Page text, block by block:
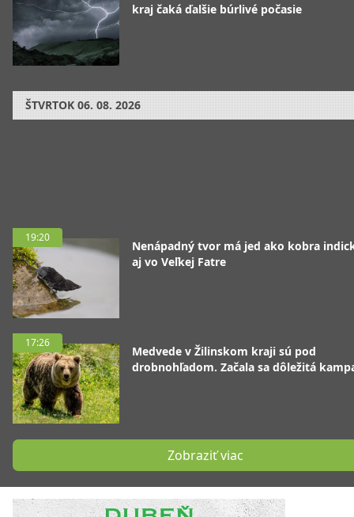
kraj čaká ďalšie búrlivé počasie
ŠTVRTOK 06. 08. 2026
19:20
Nenápadný tvor má jed ako kobra
aj vo Veľkej Fatre
17:26
Medvede v Žilinskom kraji sú pod
drobnohľadom. Začala sa dôležitá
Zobraziť viac